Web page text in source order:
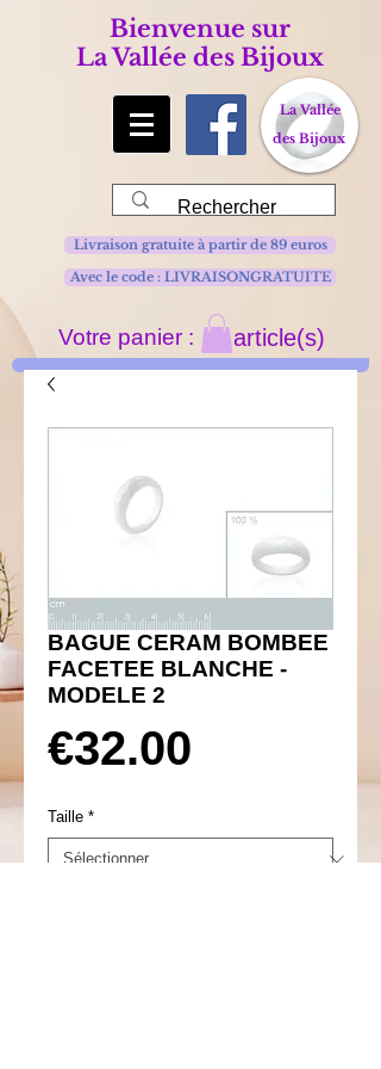
Bienvenue sur
La Vallée des Bijoux
La Vallée
des Bijoux
Avec le code : LIVRAISONGRATUITE
Livraison gratuite à partir de 89 euros
Votre panier : article(s)
BAGUE CERAM BOMBEE
FACETEE BLANCHE -
MODELE 2
€32.00
Taille *